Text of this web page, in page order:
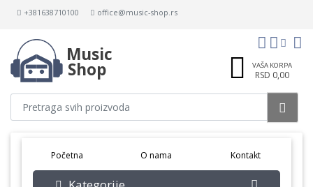
+381638710100 office@music-shop.rs
Music
Shop VAŠA KORPA
RSD 0,00
Početna(current) O nama Kontakt